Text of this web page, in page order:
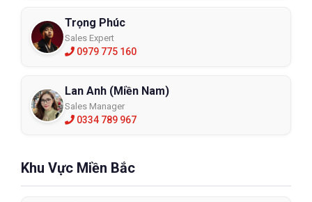
Trọng Phúc
Sales Expert
0979 775 160
Lan Anh (Miền Nam)
Sales Manager
0334 789 967
Khu Vực Miền Bắc